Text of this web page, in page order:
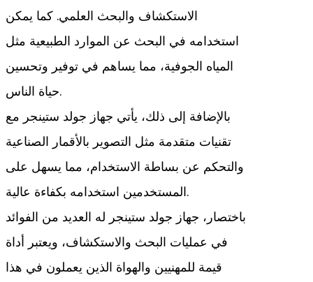
الاستكشاف والبحث العلمي. كما يمكن
استخدامه في البحث عن الموارد الطبيعية مثل
المياه الجوفية، مما يساهم في توفير وتحسين
حياة الناس.
بالإضافة إلى ذلك، يأتي جهاز جولد ستينجر مع
تقنيات متقدمة مثل التصوير بالأقمار الصناعية
والتحكم عن بساطة الاستخدام، مما يسهل على
المستخدمين استخدامه بكفاءة عالية.
باختصار، جهاز جولد ستينجر له العديد من الفوائد
في عمليات البحث والاستكشاف، ويعتبر أداة
قيمة للمهنيين والهواة الذين يعملون في هذا